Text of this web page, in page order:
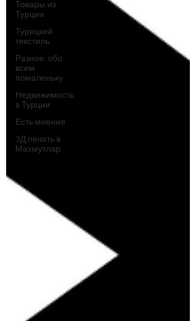
Товары из
Турции
Турецкий
текстиль
Разное: обо
всем
помаленьку
Недвижимость
в Турции
Есть мнение
3Д печать в
Махмутлар